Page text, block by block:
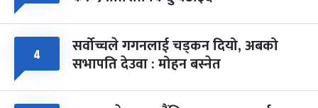
४ सर्वोच्चले गगनलाई चड्कन दियो, अबको
सभापति देउवा : मोहन बस्नेत